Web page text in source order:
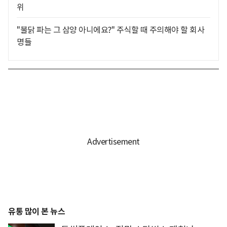
위
"불닭 파는 그 삼양 아니에요?" 주식할 때 주의해야 할 회사
명들
유통 많이 본 뉴스